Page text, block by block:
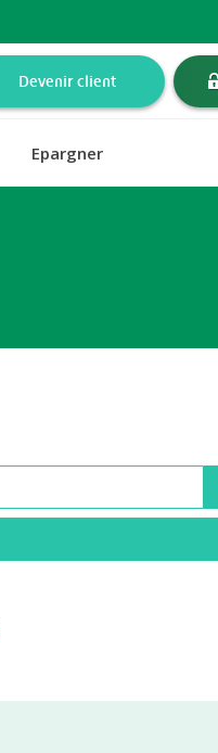
Devenir client
Epargner